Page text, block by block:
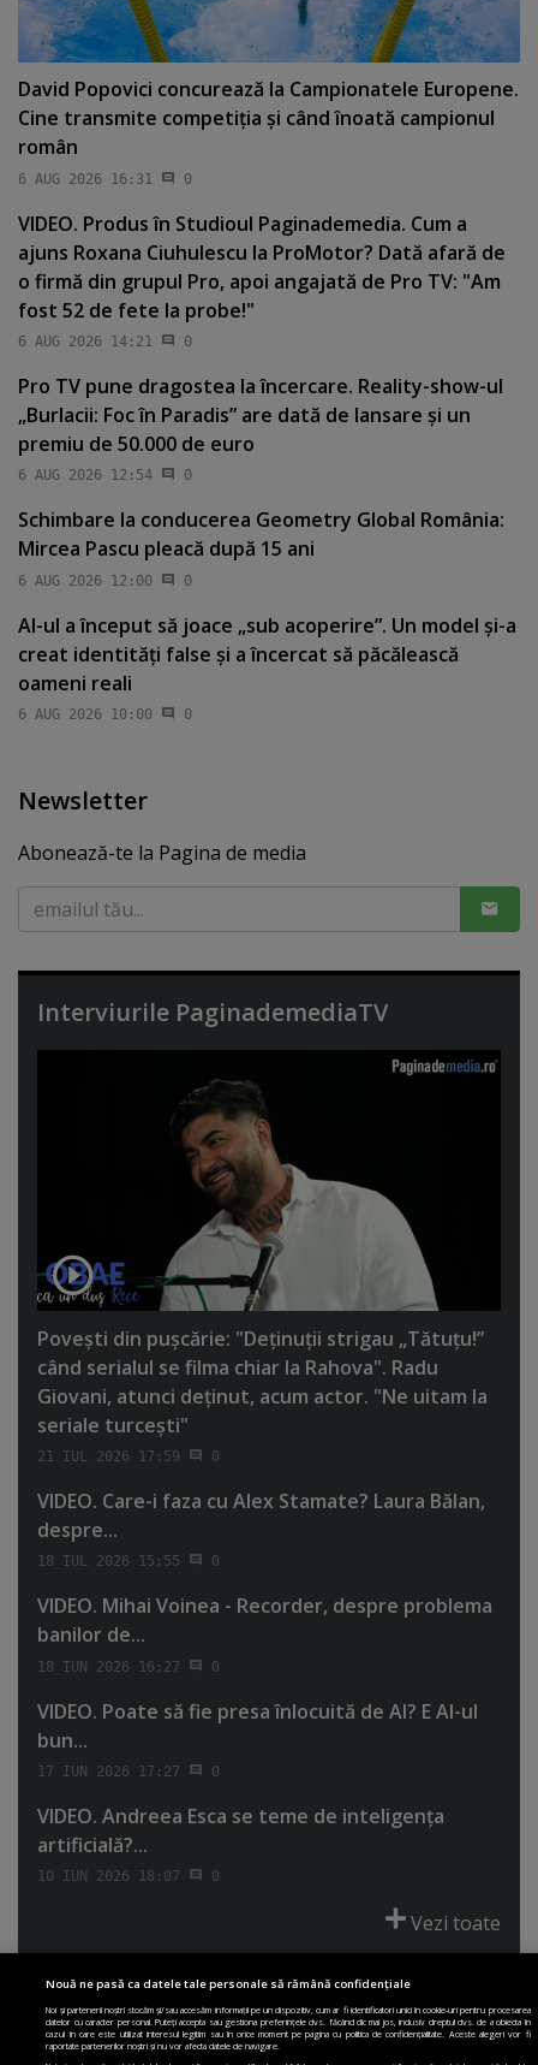
David Popovici concurează la Campionatele Europene.
Cine transmite competiţia şi când înoată campionul
român
6 AUG 2026 16:31 0
VIDEO. Produs în Studioul Paginademedia. Cum a
ajuns Roxana Ciuhulescu la ProMotor? Dată afară de
o firmă din grupul Pro, apoi angajată de Pro TV: "Am
fost 52 de fete la probe!"
6 AUG 2026 14:21 0
Pro TV pune dragostea la încercare. Reality-show-ul
„Burlacii: Foc în Paradis” are dată de lansare şi un
premiu de 50.000 de euro
6 AUG 2026 12:54 0
Schimbare la conducerea Geometry Global România:
Mircea Pascu pleacă după 15 ani
6 AUG 2026 12:00 0
AI-ul a început să joace „sub acoperire”. Un model şi-a
creat identităţi false şi a încercat să păcălească
oameni reali
6 AUG 2026 10:00 0
Newsletter
Abonează-te la Pagina de media
Interviurile PaginademediaTV
Poveşti din puşcărie: "Deţinuţii strigau „Tătuţu!”
când serialul se filma chiar la Rahova". Radu
Giovani, atunci deţinut, acum actor. "Ne uitam la
seriale turceşti"
21 IUL 2026 17:59 0
VIDEO. Care-i faza cu Alex Stamate? Laura Bălan,
despre...
18 IUL 2026 15:55 0
VIDEO. Mihai Voinea - Recorder, despre problema
banilor de...
18 IUN 2026 16:27 0
VIDEO. Poate să fie presa înlocuită de AI? E AI-ul
bun...
17 IUN 2026 17:27 0
VIDEO. Andreea Esca se teme de inteligenţa
artificială?...
10 IUN 2026 18:07 0
Vezi toate
PRIMA PAGINĂ
POLITICA DE COLECTARE ACORD COOKIE
Nouă ne pasă ca datele tale personale să rămână confidențiale
Noi și partenerii noștri stocăm și/sau accesăm informații pe un dispozitiv, cum ar fi identificatori unici în cookie-uri pentru procesarea
datelor cu caracter personal. Puteți accepta sau gestiona preferințele dvs. făcând clic mai jos, inclusiv dreptul dvs. de a obiecta în
cazul în care este utilizat interesul legitim sau în orice moment pe pagina cu politica de confidențialitate. Aceste alegeri vor fi
raportate partenerilor noștri și nu vor afecta datele de navigare.